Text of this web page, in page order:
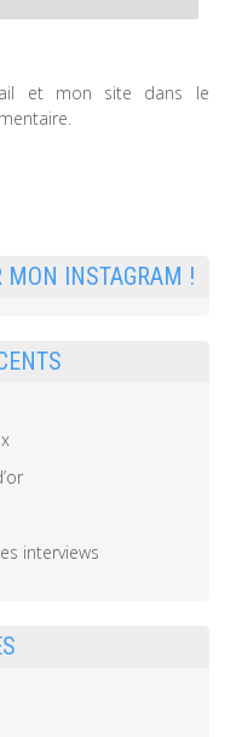
et mon site dans le
MON INSTAGRAM !
interviews